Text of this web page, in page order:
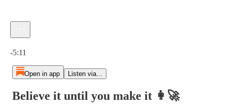
-5:11
Open in app Listen via...
Believe it until you make it 👩‍🚀